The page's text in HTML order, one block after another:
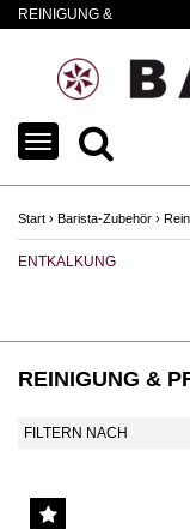
REINIGUNG &
TOGGLE
NAVIGATION
Start › Barista-Zubehör ›
ENTKALKUNG
REINIGUNG &
FILTERN NACH